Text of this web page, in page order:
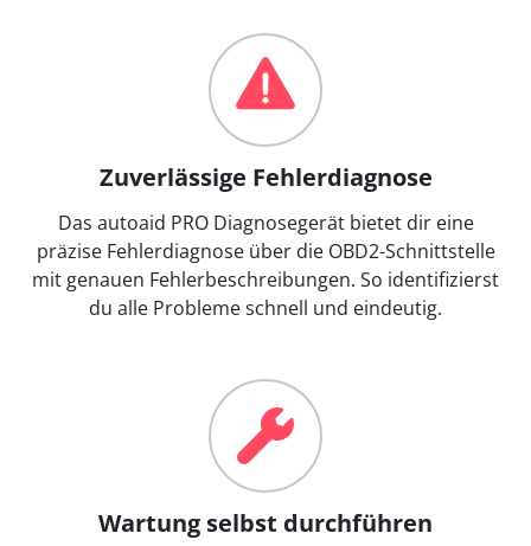
Zuverlässige Fehlerdiagnose
Das autoaid PRO Diagnosegerät bietet dir eine
präzise Fehlerdiagnose über die OBD2-Schnittstelle
mit genauen Fehlerbeschreibungen. So identifizierst
du alle Probleme schnell und eindeutig.
Wartung selbst durchführen